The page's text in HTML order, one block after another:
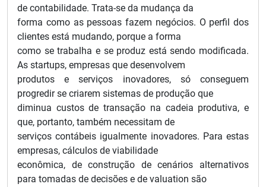
de contabilidade. Trata-se da mudança da
forma como as pessoas fazem negócios. O perfil dos
clientes está mudando, porque a forma
como se trabalha e se produz está sendo modificada.
As startups, empresas que desenvolvem
produtos e serviços inovadores, só conseguem
progredir se criarem sistemas de produção que
diminua custos de transação na cadeia produtiva, e
que, portanto, também necessitam de
serviços contábeis igualmente inovadores. Para estas
empresas, cálculos de viabilidade
econômica, de construção de cenários alternativos
para tomadas de decisões e de valuation são